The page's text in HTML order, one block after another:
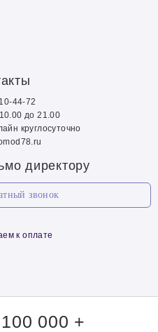
44-72
до 21.00
круглосуточно
директору
звонок
к оплате
100 000 +